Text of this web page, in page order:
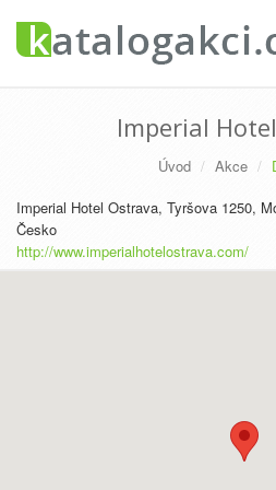
Imperial
Úvod Akce
Imperial Hotel Ostrava, Tyršova 1250,
Česko
http://www.imperialhotelostrava.com/